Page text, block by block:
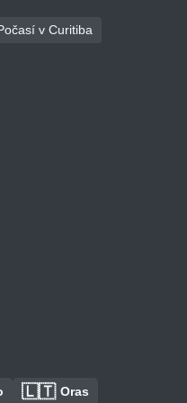
v Curitiba
🇱🇹 Oras